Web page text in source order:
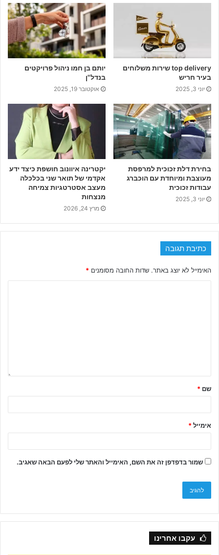
top delivery שירות משלוחים
בעיר חריש
יוני 3, 2025
יותם בן חמו ניהול פרויקטים
בנדל"ן
אוקטובר 19, 2025
בחירת דלת זכוכית למרפסת
מעוצבת ומיוחדת עם הוכברג
עבודות זכוכית
יוני 3, 2025
יקטרינה איוונוב חושפת כיצד ידע
אקדמי של תואר שני בכלכלה
מעצב אסטרטגיות צמיחה
מנצחות
מרץ 24, 2026
כתיבת תגובה
האימייל לא יוצג באתר. שדות החובה מסומנים *
שם *
אימייל*
שמור בדפדפן זה את השם, האימייל והאתר שלי לפעם הבאה שאגיב.
עקבו אחרינו